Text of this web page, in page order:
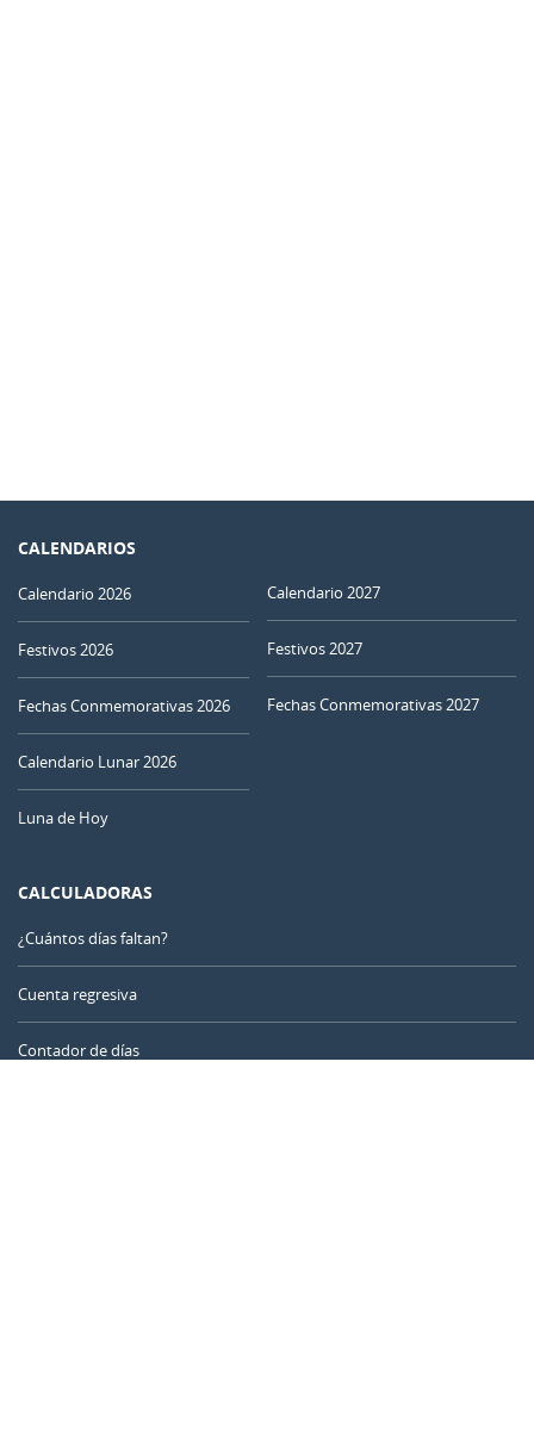
CALENDARIOS
Calendario 2026
Festivos 2026
Fechas Conmemorativas 2026
Calendario Lunar 2026
Luna de Hoy
Calendario 2027
Festivos 2027
Fechas Conmemorativas 2027
CALCULADORAS
¿Cuántos días faltan?
Cuenta regresiva
Contador de días